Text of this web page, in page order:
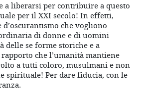
a liberarsi per contribuire a questo
per il XXI secolo! In effetti,
che vogliono
di donne e di uomini
delle se forme storiche e a
che l’umanità mantiene
a tutti coloro, musulmani e non
spirituale! Per dare fiducia, con le